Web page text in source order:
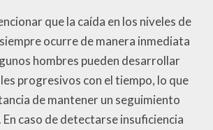
que la caída en los niveles de
ocurre de manera inmediata
hombres pueden desarrollar
progresivos con el tiempo, lo que
de mantener un seguimiento
caso de detectarse insuficiencia